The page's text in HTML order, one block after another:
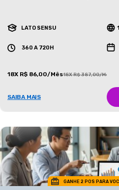
LATO SENSU
360 A 720H
18X R$ 86,00/Mês18X R$ 387,00/Mês
SAIBA MAIS
GANHE 2 POS PARA